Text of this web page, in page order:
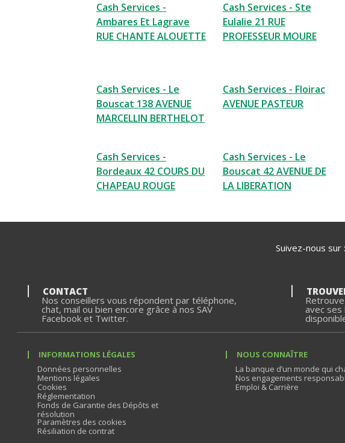
Cash Services -
Ambares Et Lagrave
RUE CHANTE ALOUETTE
Cash Services - Ste
Eulalie 21 RUE
PROFESSEUR MOURE
Cash Services - Le
Bouscat 138 AVENUE
MARCELLIN BERTHELOT
Cash Services - Floirac
AVENUE PASTEUR
Cash Services -
Bordeaux 42 COURS DU
CHAPEAU ROUGE
Cash Services - Le
Bouscat 42 AVENUE DE
LA LIBERATION
Suivez-nous sur :
CONTACT
Nos conseillers vous répondent par téléphone,
chat, mail ou bien encore grâce à nos SAV
Facebook et Twitter.
avec ses
INFORMATIONS LÉGALES
Données personnelles
Mentions légales
Cookies
Réglementation
Fonds de Garantie des Dépôts et
résolution
Paramètres des cookies
Résiliation de contrat
NOUS CONNAÎTRE
La banque d’un monde qui
Nos engagements
Emploi & Carrière